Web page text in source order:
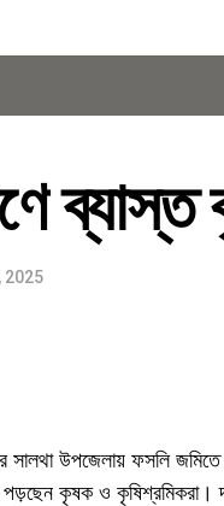
ব্যাস্ত
2025
সালথা উপজেলায় ফসলি
পড়ছেন কৃষক ও কৃষিশ্রমিকরা।